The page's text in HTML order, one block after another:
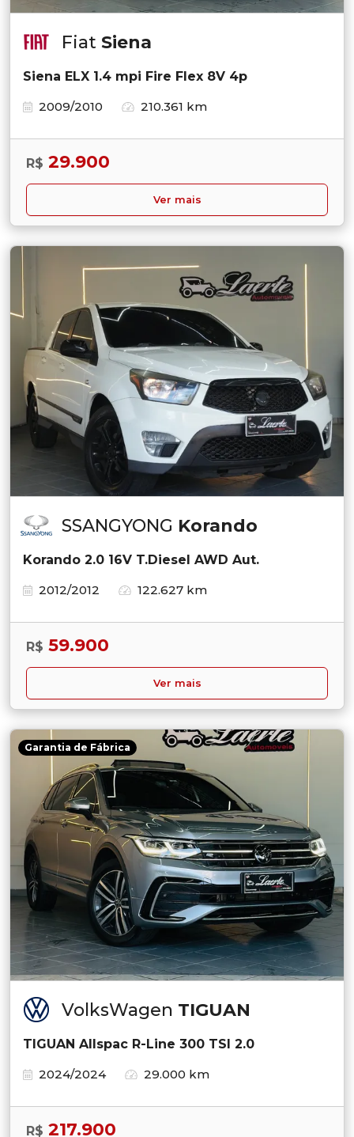
Fiat Siena
Siena ELX 1.4 mpi Fire Flex 8V 4p
2009/2010
210.361 km
R$ 29.900
Ver mais
SSANGYONG Korando
Korando 2.0 16V T.Diesel AWD Aut.
2012/2012
122.627 km
R$ 59.900
Ver mais
Garantia de Fábrica
VolksWagen TIGUAN
TIGUAN Allspac R-Line 300 TSI 2.0
2024/2024
29.000 km
R$ 217.900